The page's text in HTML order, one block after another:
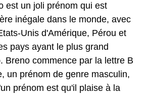
est un joli prénom qui est
inégale dans le monde, avec
Unis d'Amérique, Pérou et
pays ayant le plus grand
Breno commence par la lettre B
un prénom de genre masculin,
prénom est qu'il plaise à la